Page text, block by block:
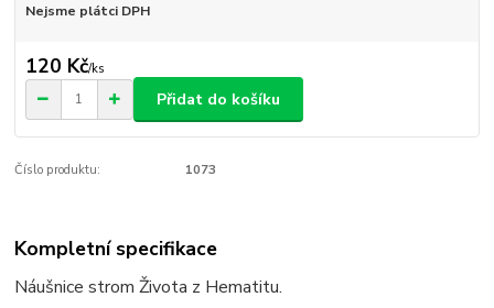
Nejsme plátci DPH
120 Kč/ks
Přidat do košíku
Číslo produktu: 1073
Kompletní specifikace
Náušnice strom Života z Hematitu.